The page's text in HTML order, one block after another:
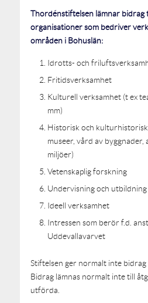
Thordénstiftelsen lämnar bidrag
organisationer som bedriver
områden i Bohuslän:
Idrotts- och
Fritidsverksamhet
Kulturell verksamhet (t ex
mm)
Historisk och
museer, vård av byggnader,
miljöer)
Vetenskaplig forskning
Undervisning och utbildning
Ideell verksamhet
Intressen som berör f.d.
Uddevallavarvet
Stiftelsen ger normalt inte bidrag
Bidrag lämnas normalt inte till
utförda.